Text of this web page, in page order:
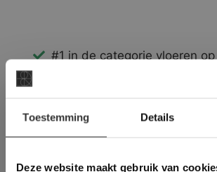
Toestemming Details
Deze website maakt gebruik van
#1 in de categorie vloeren
Binnen 24 uur een
Meer dan 500 m2 showroom
Deze website maakt
gebruik van cookies.
This Cookie Banner was deleted